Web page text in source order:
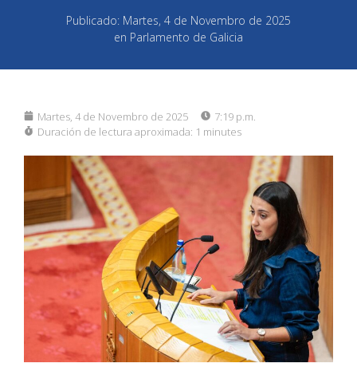
Publicado: Martes, 4 de Novembro de 2025
en Parlamento de Galicia
Martes, 4 de Novembro de 2025
7:19 p.m.
Duración de lectura aproximada: 1 minutes